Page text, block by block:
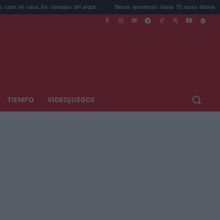
los consejos del arquit... Becas opositores: hasta 75 euros diarios para prep...
TIEMPO VIDEOJUEGOS